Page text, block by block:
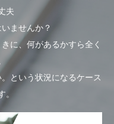
夫
ませんか？
に、何があるかすら全く
という状況になるケース
。